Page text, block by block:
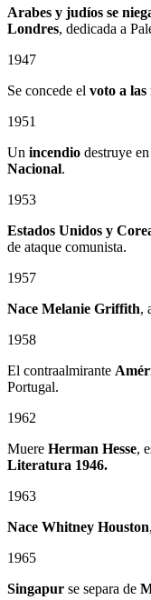
Arabes y judíos se
Londres, dedicada a
1947
Se concede el voto a
1951
Un incendio destruye
Nacional.
1953
Estados Unidos y
de ataque comunista.
1957
Nace Melanie Griffith,
1958
El contraalmirante
Portugal.
1962
Muere Herman Hesse,
Literatura 1946.
1963
Nace Whitney Houston
1965
Singapur se separa de